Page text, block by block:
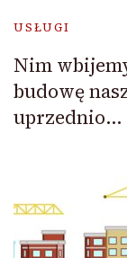
USŁUGI
Nim
budowę
uprzednio…